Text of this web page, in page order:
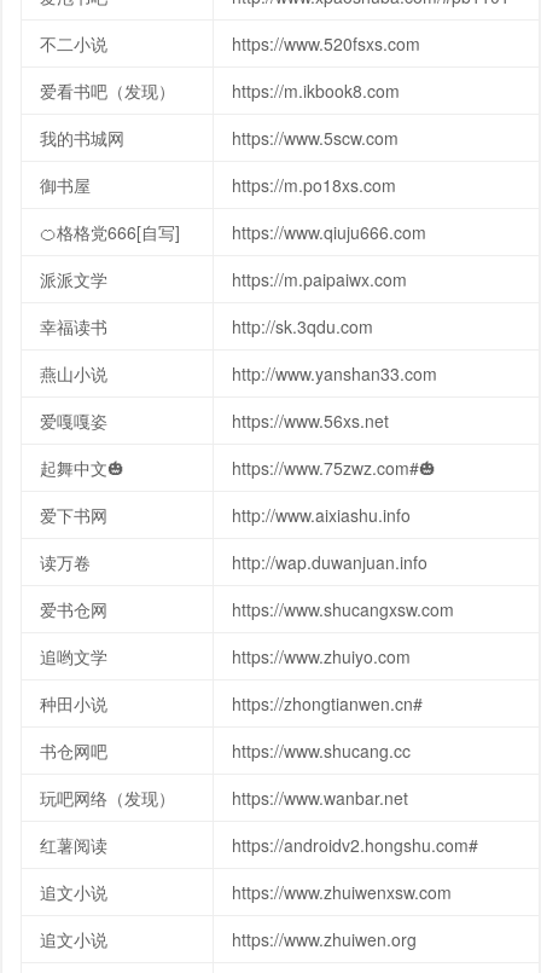
不二小说
https://www.520fsxs.com
爱看书吧（发现）
https://m.ikbook8.com
我的书城网
https://www.5scw.com
御书屋
https://m.po18xs.com
🍊格格党666[自写]
https://www.qiuju666.com
派派文学
https://m.paipaiwx.com
幸福读书
http://sk.3qdu.com
燕山小说
http://www.yanshan33.com
爱嘎嘎姿
https://www.56xs.net
起舞中文🎃
https://www.75zwz.com#🎃
爱下书网
http://www.aixiashu.info
读万卷
http://wap.duwanjuan.info
爱书仓网
https://www.shucangxsw.com
追哟文学
https://www.zhuiyo.com
种田小说
https://zhongtianwen.cn#
书仓网吧
https://www.shucang.cc
玩吧网络（发现）
https://www.wanbar.net
红薯阅读
https://androidv2.hongshu.com#
追文小说
https://www.zhuiwenxsw.com
追文小说
https://www.zhuiwen.org